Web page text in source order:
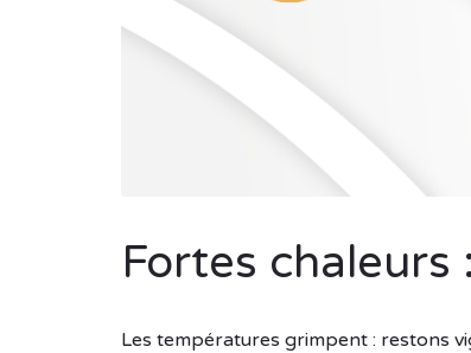
Fortes
Les températures grimpent : restons